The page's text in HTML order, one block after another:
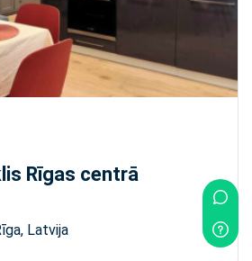
Rīgas centrā
Latvija